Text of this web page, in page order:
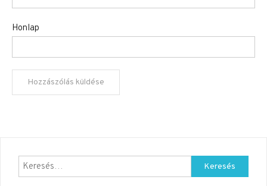
Honlap
Keresés: